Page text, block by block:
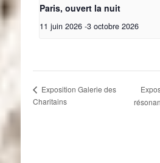
Paris, ouvert la nuit
11 juin 2026 -3 octobre 2026
Exposition Galerie des
Charitains